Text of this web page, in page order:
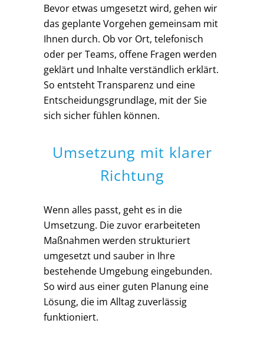
Bevor etwas umgesetzt wird, gehen wir
das geplante Vorgehen gemeinsam mit
Ihnen durch. Ob vor Ort, telefonisch
oder per Teams, offene Fragen werden
geklärt und Inhalte verständlich erklärt.
So entsteht Transparenz und eine
Entscheidungsgrundlage, mit der Sie
sich sicher fühlen können.
Umsetzung mit klarer
Richtung
Wenn alles passt, geht es in die
Umsetzung. Die zuvor erarbeiteten
Maßnahmen werden strukturiert
umgesetzt und sauber in Ihre
bestehende Umgebung eingebunden.
So wird aus einer guten Planung eine
Lösung, die im Alltag zuverlässig
funktioniert.